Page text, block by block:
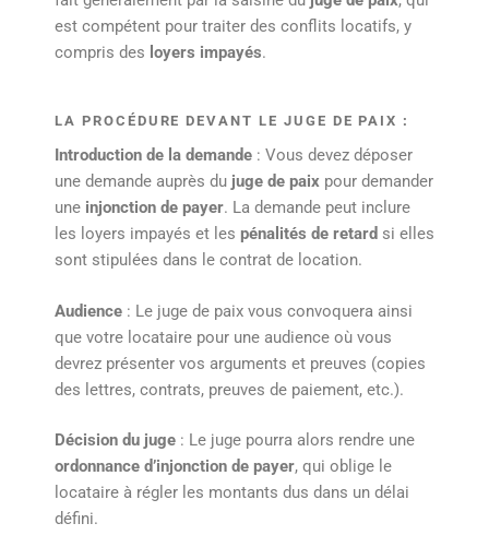
est compétent pour traiter des conflits locatifs, y
compris des loyers impayés.
LA PROCÉDURE DEVANT LE JUGE DE PAIX :
Introduction de la demande : Vous devez déposer
une demande auprès du juge de paix pour demander
une injonction de payer. La demande peut inclure
les loyers impayés et les pénalités de retard si elles
sont stipulées dans le contrat de location.
Audience : Le juge de paix vous convoquera ainsi
que votre locataire pour une audience où vous
devrez présenter vos arguments et preuves (copies
des lettres, contrats, preuves de paiement, etc.).
Décision du juge : Le juge pourra alors rendre une
ordonnance d’injonction de payer, qui oblige le
locataire à régler les montants dus dans un délai
défini.